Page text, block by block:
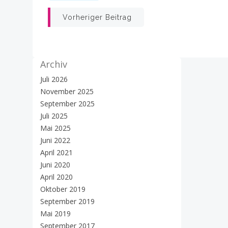
Beitrags-
Vorheriger Beitrag
Archiv
Juli 2026
November 2025
September 2025
Juli 2025
Mai 2025
Juni 2022
April 2021
Juni 2020
April 2020
Oktober 2019
September 2019
Mai 2019
September 2017